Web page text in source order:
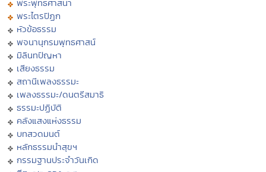
พระพุทธศาสนา
พระไตรปิฏก
หัวข้อธรรม
พจนานุกรมพุทธศาสน์
มิลินทปัญหา
เสียงธรรม
สถานีเพลงธรรมะ
เพลงธรรมะ/ดนตรีสมาธิ
ธรรมะปฏิบัติ
คลังแสงแห่งธรรม
บทสวดมนต์
หลักธรรมนำสุขฯ
กรรมฐานประจำวันเกิด